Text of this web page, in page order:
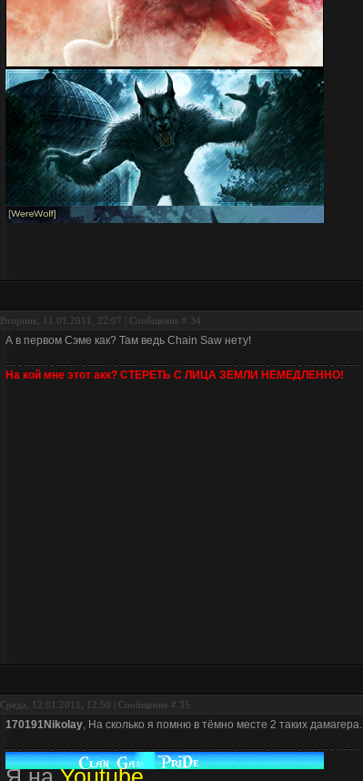
Вторник, 11.01.2011, 22:07 | Сообщение # 34
А в первом Сэме как? Там ведь Chain Saw нету!
На кой мне этот акк? СТЕРЕТЬ С ЛИЦА ЗЕМЛИ НЕМЕДЛЕННО!
Среда, 12.01.2011, 12:50 | Сообщение # 35
170191Nikolay, На сколько я помню в тёмно месте 2 таких дамагера.